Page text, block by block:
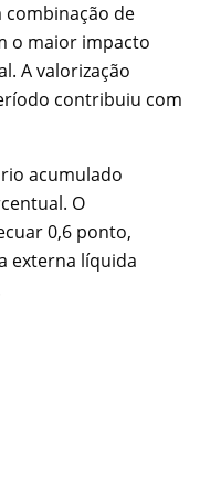
combinação de
o maior impacto
A valorização
contribuiu com
acumulado
O
0,6 ponto,
externa líquida